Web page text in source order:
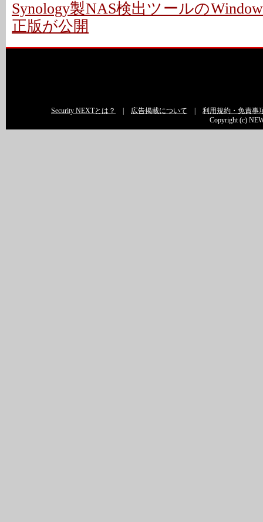
Synology製NAS検出ツールの
正版が公開
Security NEXTとは？ 広告掲載について
利用規約・免責事
Copyright (c)